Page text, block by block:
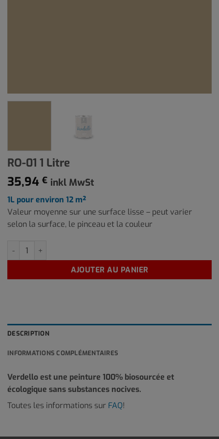
RO-01 1 Litre
35,94 € inkl MwSt
1L pour environ 12 m²
Valeur moyenne sur une surface lisse – peut varier
selon la surface, le pinceau et la couleur
quantité de RO-01 1 Litre
AJOUTER AU PANIER
DESCRIPTION
INFORMATIONS COMPLÉMENTAIRES
Verdello est une peinture 100% biosourcée et
écologique sans substances nocives.
Toutes les informations sur FAQ!